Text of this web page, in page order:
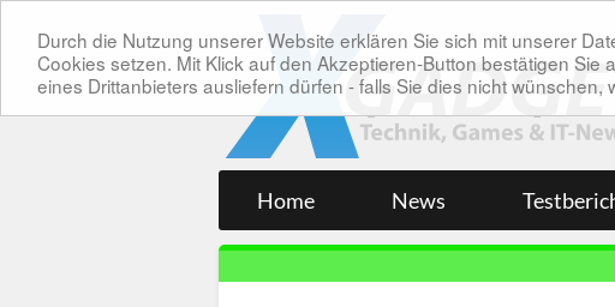
Durch die Nutzung unserer Website erklären Sie sich mit unserer
Cookies setzen. Mit Klick auf den Akzeptieren-Button bestätigen
eines Drittanbieters ausliefern dürfen - falls Sie dies nicht
Home News